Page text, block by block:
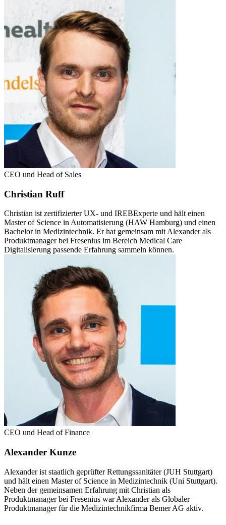
CEO und Head of Sales
Christian Ruff
Christian ist zertifizierter UX- und IREBExperte und hält einen
Master of Science in Automatisierung (HAW Hamburg) und einen
Bachelor in Medizintechnik. Er hat gemeinsam mit Alexander als
Produktmanager bei Fresenius im Bereich Medical Care
Digitalisierung passende Erfahrung sammeln können.
CEO und Head of Finance
Alexander Kunze
Alexander ist staatlich geprüfter Rettungssanitäter (JUH Stuttgart)
und hält einen Master of Science in Medizintechnik (Uni Stuttgart).
Neben der gemeinsamen Erfahrung mit Christian als
Produktmanager bei Fresenius war Alexander als Globaler
Produktmanager für die Medizintechnikfirma Bemer AG aktiv.